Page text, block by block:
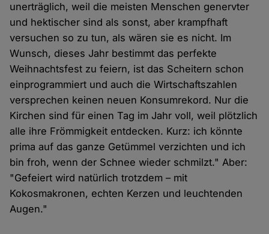
unerträglich, weil die meisten Menschen genervter
und hektischer sind als sonst, aber krampfhaft
versuchen so zu tun, als wären sie es nicht. Im
Wunsch, dieses Jahr bestimmt das perfekte
Weihnachtsfest zu feiern, ist das Scheitern schon
einprogrammiert und auch die Wirtschaftszahlen
versprechen keinen neuen Konsumrekord. Nur die
Kirchen sind für einen Tag im Jahr voll, weil plötzlich
alle ihre Frömmigkeit entdecken. Kurz: ich könnte
prima auf das ganze Getümmel verzichten und ich
bin froh, wenn der Schnee wieder schmilzt." Aber:
"Gefeiert wird natürlich trotzdem – mit
Kokosmakronen, echten Kerzen und leuchtenden
Augen."